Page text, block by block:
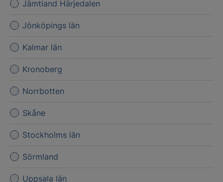
Jämtland Härjedalen
Jönköpings län
Kalmar län
Kronoberg
Norrbotten
Skåne
Stockholms län
Sörmland
Uppsala län